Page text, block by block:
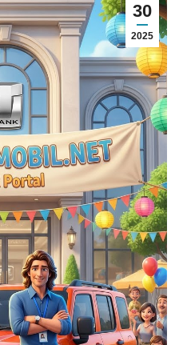
30
2025